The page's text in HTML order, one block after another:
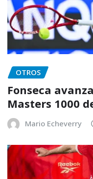
OTROS
Fonseca
Masters 1000
Mario Echeverry